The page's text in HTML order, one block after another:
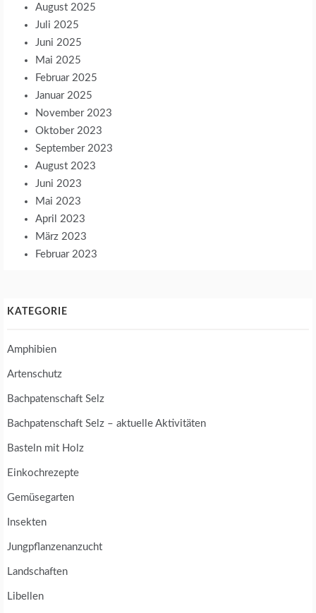
August 2025
Juli 2025
Juni 2025
Mai 2025
Februar 2025
Januar 2025
November 2023
Oktober 2023
September 2023
August 2023
Juni 2023
Mai 2023
April 2023
März 2023
Februar 2023
KATEGORIE
Amphibien
Artenschutz
Bachpatenschaft Selz
Bachpatenschaft Selz – aktuelle Aktivitäten
Basteln mit Holz
Einkochrezepte
Gemüsegarten
Insekten
Jungpflanzenanzucht
Landschaften
Libellen